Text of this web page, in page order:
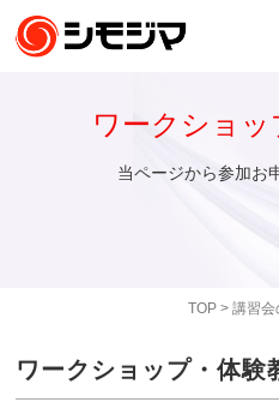
TOP> 講習会
ワークショ
当ページから参加お
ワークショップ・体験